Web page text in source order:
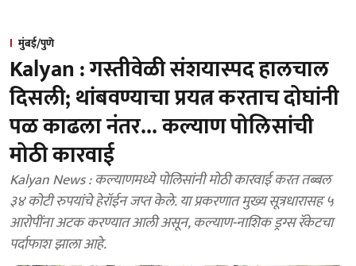
मुंबई/पुणे
Kalyan : गस्तीवेळी संशयास्पद हालचाल
दिसली; थांबवण्याचा प्रयत्न करताच दोघांनी
पळ काढला नंतर... कल्याण पोलिसांची
मोठी कारवाई
Kalyan News : कल्याणमध्ये पोलिसांनी मोठी कारवाई करत तब्बल
३४ कोटी रुपयांचे हेरॉईन जप्त केले. या प्रकरणात मुख्य सूत्रधारासह ५
आरोपींना अटक करण्यात आली असून, कल्याण-नाशिक ड्रग्स रॅकेटचा
पर्दाफाश झाला आहे.